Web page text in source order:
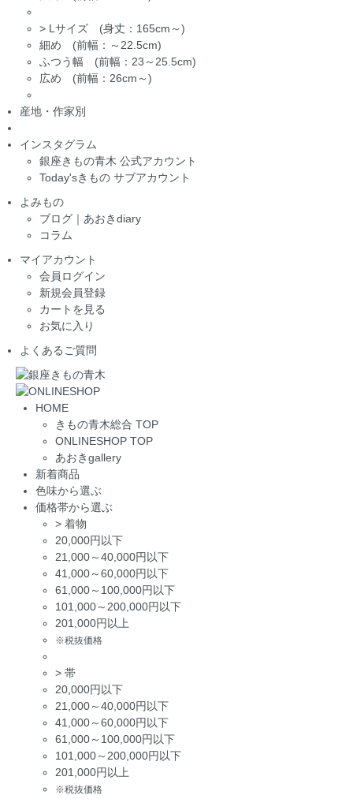
> Lサイズ (身丈：165cm～)
細め (前幅：～22.5cm)
ふつう幅 (前幅：23～25.5cm)
広め (前幅：26cm～)
産地・作家別
インスタグラム
銀座きもの青木 公式アカウント
Today'sきもの サブアカウント
よみもの
ブログ｜あおきdiary
コラム
マイアカウント
会員ログイン
新規会員登録
カートを見る
お気に入り
よくあるご質問
HOME
きもの青木総合 TOP
ONLINESHOP TOP
あおきgallery
新着商品
色味から選ぶ
価格帯から選ぶ
> 着物
20,000円以下
21,000～40,000円以下
41,000～60,000円以下
61,000～100,000円以下
101,000～200,000円以下
201,000円以上
※税抜価格
> 帯
20,000円以下
21,000～40,000円以下
41,000～60,000円以下
61,000～100,000円以下
101,000～200,000円以下
201,000円以上
※税抜価格